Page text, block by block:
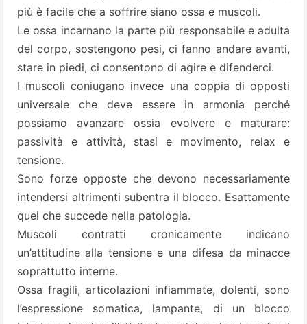
più è facile che a soffrire siano ossa e muscoli.
Le ossa incarnano la parte più responsabile e adulta
del corpo, sostengono pesi, ci fanno andare avanti,
stare in piedi, ci consentono di agire e difenderci.
I muscoli coniugano invece una coppia di opposti
universale che deve essere in armonia perché
possiamo avanzare ossia evolvere e maturare:
passività e attività, stasi e movimento, relax e
tensione.
Sono forze opposte che devono necessariamente
intendersi altrimenti subentra il blocco. Esattamente
quel che succede nella patologia.
Muscoli contratti cronicamente indicano
un’attitudine alla tensione e una difesa da minacce
soprattutto interne.
Ossa fragili, articolazioni infiammate, dolenti, sono
l’espressione somatica, lampante, di un blocco